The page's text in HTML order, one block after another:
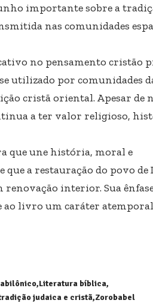
importante sobre a
nas comunidades
no pensamento cristão
utilizado por comunidades
cristã oriental. Apesar de
a ter valor religioso,
que une história, moral e
a restauração do povo de
renovação interior. Sua
ao livro um caráter
Literatura bíblica
judaica e cristã Zorobabel